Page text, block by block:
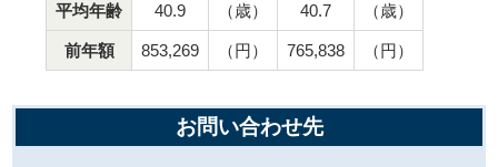
平均年齢 40.9 （歳） 40.7 （歳）
前年額 853,269 （円） 765,838 （円）
お問い合わせ先